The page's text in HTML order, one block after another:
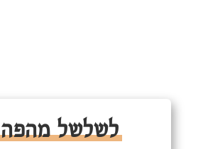
לשלשל מהפה